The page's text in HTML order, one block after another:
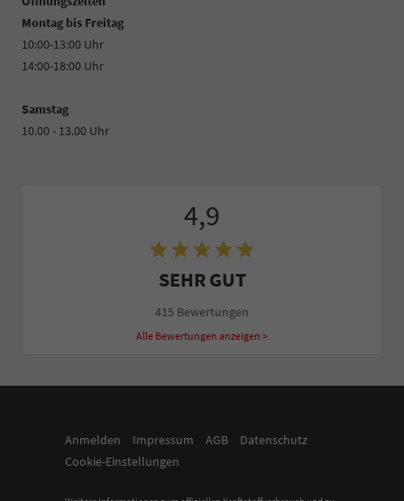
Montag bis Freitag
10:00-13:00 Uhr
14:00-18:00 Uhr
Samstag
10.00 - 13.00 Uhr
4,9
SEHR GUT
415 Bewertungen
Alle Bewertungen anzeigen >
Anmelden Impressum AGB
Datenschutz
Cookie-Einstellungen